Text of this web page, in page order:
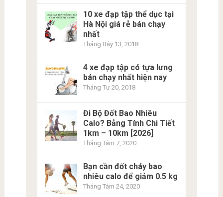
10 xe đạp tập thể dục tại
Hà Nội giá rẻ bán chạy
nhất
Tháng Bảy 13, 2018
4 xe đạp tập có tựa lưng
bán chạy nhất hiện nay
Tháng Tư 20, 2018
Đi Bộ Đốt Bao Nhiêu
Calo? Bảng Tính Chi Tiết
1km – 10km [2026]
Tháng Tám 7, 2020
Bạn cần đốt cháy bao
nhiêu calo để giảm 0.5 kg
Tháng Tám 24, 2020